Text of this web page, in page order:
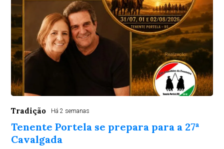
Tradição Há 2 semanas
Tenente Portela se prepara para a 27ª
Cavalgada